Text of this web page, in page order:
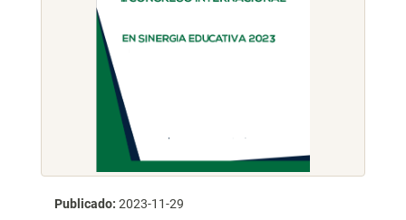
Publicado: 2023-11-29